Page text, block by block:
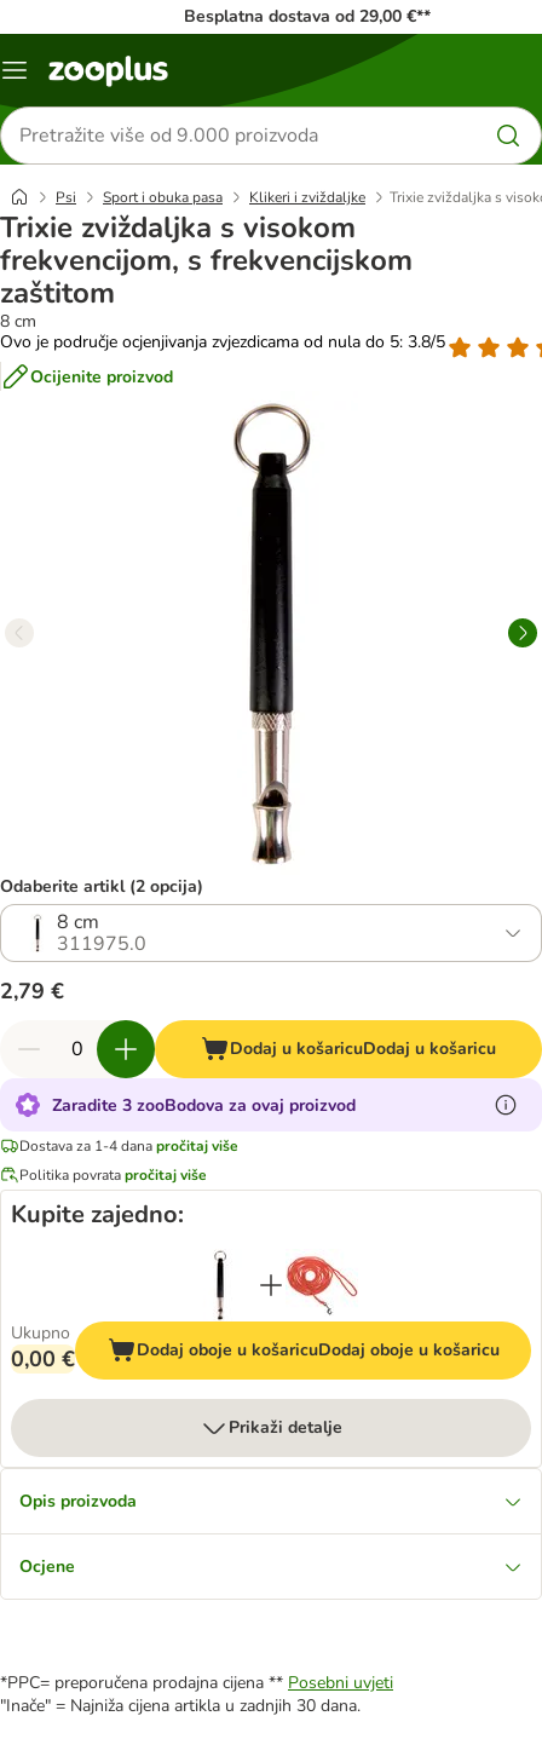
Besplatna dostava od 29,00 €**
Izbornik
Traži
proizvode
Psi Sport i obuka pasa Klikeri i zviždaljke Trixie zviždaljka s
Trixie zviždaljka s visokom
frekvencijom, s frekvencijskom
zaštitom
8 cm
Ovo je područje ocjenjivanja zvjezdicama od nula do 5: 3.8/5
Ocijenite proizvod
Odaberite artikl (2 opcija)
8 cm
311975.0
2,79 €
Dodaj u košaricuDodaj u košaricu
Zaradite 3 zooBodova za ovaj proizvod
Dostava za 1-4 danapročitaj više
Politika povratapročitaj više
Kupite zajedno:
Ukupno
0,00 € Dodaj oboje u košaricuDodaj oboje u košaricu
Prikaži detalje
Opis proizvoda
Ocjene
*PPC= preporučena prodajna cijena ** Posebni uvjeti
"Inače" = Najniža cijena artikla u zadnjih 30 dana.